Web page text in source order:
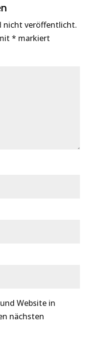
nicht veröffentlicht.
* markiert
Website in
nächsten